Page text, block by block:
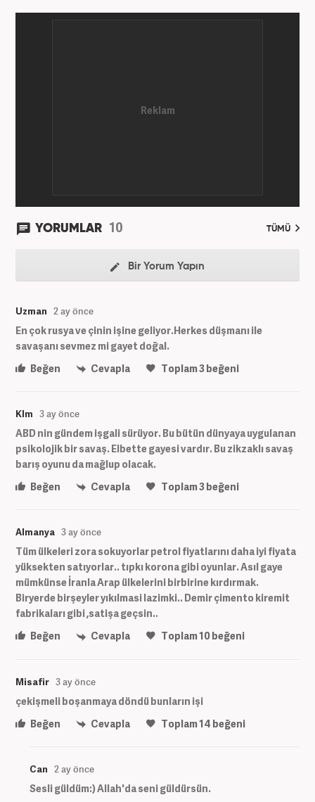
'Gündem Editörü' olarak görevine devam
YORUMLAR 10 TÜMÜ
Bir Yorum Yapın
Uzman 2 ay önce
En çok rusya ve çinin işine geliyor.Herkes düşmanı ile
savaşanı sevmez mi gayet doğal.
Beğen
Cevapla Toplam3beğeni
Klm 3 ay önce
ABD nin gündem işgali sürüyor. Bu bütün dünyaya uygulanan
psikolojik bir savaş. Elbette gayesi vardır. Bu zikzaklı savaş
barış oyunu da mağlup olacak.
Beğen
Cevapla Toplam3beğeni
Almanya 3 ay önce
Tüm ülkeleri zora sokuyorlar petrol fiyatlarını daha iyi fiyata
yüksekten satıyorlar.. tıpkı korona gibi oyunlar. Asıl gaye
mümkünse İranla Arap ülkelerini birbirine kırdırmak.
Biryerde birşeyler yıkılmasi lazimki.. Demir çimento kiremit
fabrikaları gibi ,satişa geçsin..
Beğen
Cevapla Toplam10beğeni
Misafir 3 ay önce
çekişmeli boşanmaya döndü bunların işi
Beğen
Cevapla Toplam14 beğeni
Can 2 ay önce
Sesli güldüm:) Allah'da seni güldürsün.